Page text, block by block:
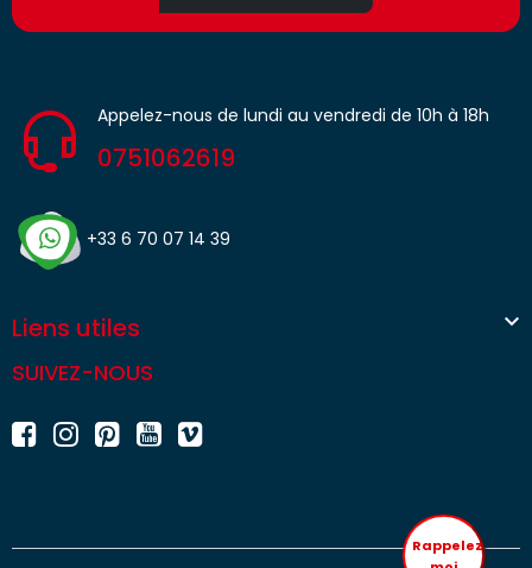
Appelez-nous de lundi au vendredi de 10h à 18h
0751062619
+33 6 70 07 14 39
Liens utiles 
SUIVEZ-NOUS
Rappelez